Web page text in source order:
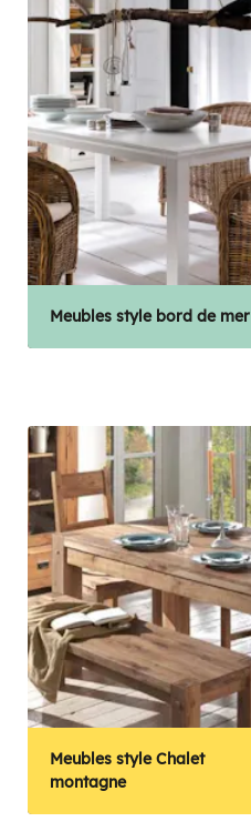
Meubles style bord de mer
Meubles style Chalet
montagne